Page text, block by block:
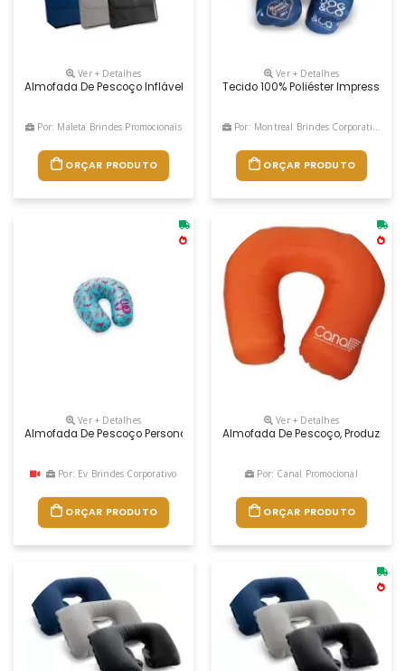
Ver + Detalhes
Almofada De Pescoço Inflável Em Pvc Aveludado. Fornecida Em Bolsa.
Por: Maleta Brindes Promocionais
ORÇAR PRODUTO
Ver + Detalhes
Tecido 100% Poliéster
Por: Montreal Brindes Corporativos
ORÇAR PRODUTO
Ver + Detalhes
Almofada De Pescoço Personalizada – Conforto E Visibilidade Para
Por: Ev Brindes Corporativo
ORÇAR PRODUTO
Ver + Detalhes
Almofada De Pescoço, Produzida
Por: Canal Promocional
ORÇAR PRODUTO